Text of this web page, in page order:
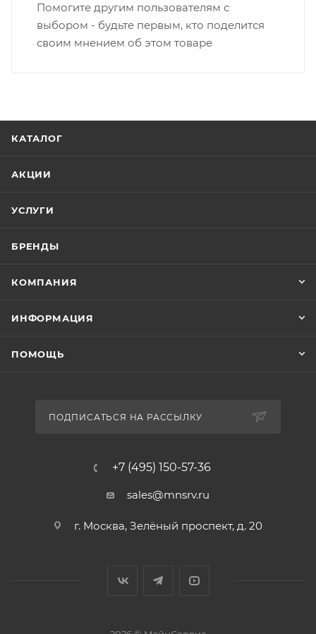
Помогите другим пользователям с
выбором - будьте первым, кто поделится
своим мнением об этом товаре
КАТАЛОГ
АКЦИИ
УСЛУГИ
БРЕНДЫ
КОМПАНИЯ
ИНФОРМАЦИЯ
ПОМОЩЬ
ПОДПИСАТЬСЯ НА РАССЫЛКУ
+7 (495) 150-57-36
sales@mnsrv.ru
г. Москва, Зелёный проспект, д. 20